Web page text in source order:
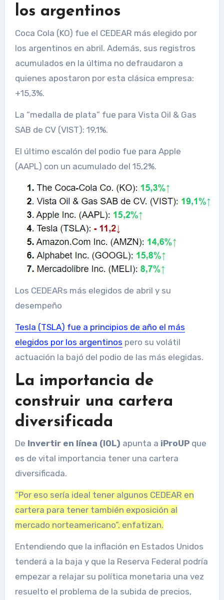
los argentinos
Coca Cola (KO) fue el CEDEAR más elegido por
los argentinos en abril. Además, sus registros
acumulados en la última no defraudaron a
quienes apostaron por esta clásica empresa:
+15,3%.
La “medalla de plata” fue para Vista Oil & Gas
SAB de CV (VIST): 19,1%.
El último escalón del podio fue para Apple
(AAPL) con un acumulado del 15,2%.
Los CEDEARs más elegidos de abril y su
desempeño
Tesla (TSLA) fue a principios de año el más
elegidos por los argentinos pero su volátil
actuación la bajó del podio de las más elegidas.
La importancia de
construir una cartera
diversificada
De Invertir en línea (IOL) apunta a iProUP que
es de vital importancia tener una cartera
diversificada.
“Por eso sería ideal tener algunos CEDEAR en
cartera para tener también exposición al
mercado norteamericano”, enfatizan.
Entendiendo que la inflación en Estados Unidos
tenderá a la baja y que la Reserva Federal podría
empezar a relajar su política monetaria una vez
resuelto el problema de la subida de precios,